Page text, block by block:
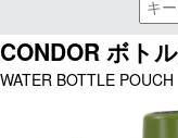
CONDOR ボト
WATER BOTTLE